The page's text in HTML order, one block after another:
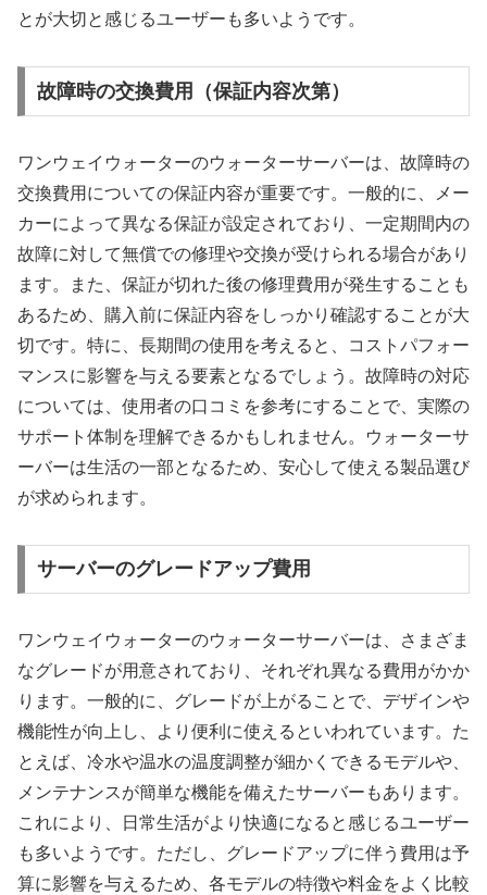
とが大切と感じるユーザーも多いようです。
故障時の交換費用（保証内容次第）
ワンウェイウォーターのウォーターサーバーは、故障時の
交換費用についての保証内容が重要です。一般的に、メー
カーによって異なる保証が設定されており、一定期間内の
故障に対して無償での修理や交換が受けられる場合があり
ます。また、保証が切れた後の修理費用が発生することも
あるため、購入前に保証内容をしっかり確認することが大
切です。特に、長期間の使用を考えると、コストパフォー
マンスに影響を与える要素となるでしょう。故障時の対応
については、使用者の口コミを参考にすることで、実際の
サポート体制を理解できるかもしれません。ウォーターサ
ーバーは生活の一部となるため、安心して使える製品選び
が求められます。
サーバーのグレードアップ費用
ワンウェイウォーターのウォーターサーバーは、さまざま
なグレードが用意されており、それぞれ異なる費用がかか
ります。一般的に、グレードが上がることで、デザインや
機能性が向上し、より便利に使えるといわれています。た
とえば、冷水や温水の温度調整が細かくできるモデルや、
メンテナンスが簡単な機能を備えたサーバーもあります。
これにより、日常生活がより快適になると感じるユーザー
も多いようです。ただし、グレードアップに伴う費用は予
算に影響を与えるため、各モデルの特徴や料金をよく比較